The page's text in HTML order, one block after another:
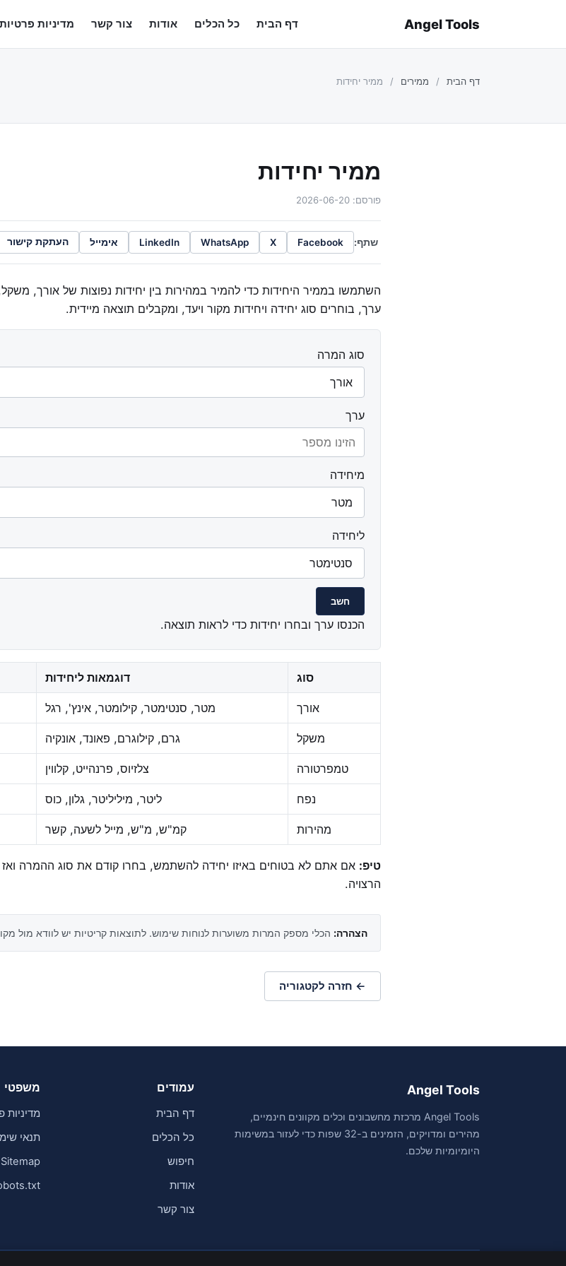
Angel Tools דף הבית כל הכלים אודות צור קשר מדיניות פרטיות
דף הבית / ממירים / ממיר יחידות
ממיר יחידות
פורסם: 2026-06-20
שתף: Facebook
X
WhatsApp
LinkedIn אימייל העתקת קישור
השתמשו בממיר היחידות כדי להמיר במהירות בין יחידות נפוצות של אורך,
ערך, בוחרים סוג יחידה ויחידות מקור ויעד, ומקבלים תוצאה מיידית.
סוג המרה
ערך
מיחידה
ליחידה
חשב
הכנסו ערך ובחרו יחידות כדי לראות תוצאה.
סוג דוגמאות ליחידות
אורך מטר, סנטימטר, קילומטר, אינץ', רגל
משקל גרם, קילוגרם, פאונד, אונקיה
טמפרטורה צלזיוס, פרנהייט, קלווין
נפח ליטר, מיליליטר, גלון, כוס
מהירות קמ"ש, מ"ש, מייל לשעה, קשר
טיפ: אם אתם לא בטוחים באיזו יחידה להשתמש, בחרו קודם את סוג ההמרה ואז
הרצויה.
הצהרה: הכלי מספק המרות משוערות לנוחות שימוש. לתוצאות קריטיות יש לוודא מול
← חזרה לקטגוריה
Angel Tools
Angel Tools מרכזת מחשבונים וכלים מקוונים חינמיים,
מהירים ומדויקים, הזמינים ב-32 שפות כדי לעזור במשימות
היומיומיות שלכם.
עמודים
דף הבית
כל הכלים
חיפוש
אודות
צור קשר
משפטי
מדיניות
תנאי
Sitemap